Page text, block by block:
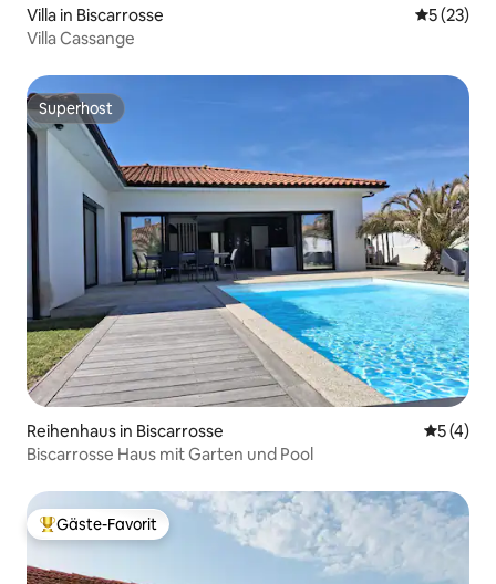
Villa in Biscarrosse
5 (23)
Villa Cassange
Superhost
Superhost
Reihenhaus in Biscarrosse
5 (4)
Biscarrosse Haus mit Garten und Pool
Beliebter Gäste-Favorit.
Gäste-Favorit